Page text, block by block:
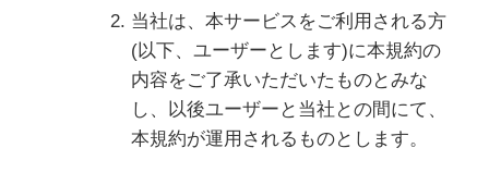
当社は、本サービスをご利用される方
(以下、ユーザーとします)に本規約の
内容をご了承いただいたものとみな
し、以後ユーザーと当社との間にて、
本規約が運用されるものとします。